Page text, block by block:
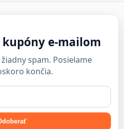
e-mailom
spam. Posielame
končia.